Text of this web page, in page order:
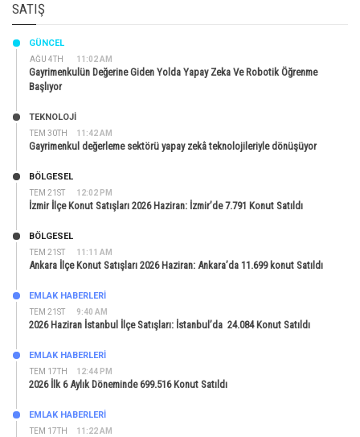
SATIŞ
AĞU 4TH 11:02 AM
GÜNCEL
Gayrimenkulün Değerine Giden Yolda Yapay Zeka Ve Robotik Öğrenme
Başlıyor
TEM 30TH 11:42 AM
TEKNOLOJİ
Gayrimenkul değerleme sektörü yapay zekâ teknolojileriyle dönüşüyor
TEM 21ST 12:02 PM
BÖLGESEL
İzmir İlçe Konut Satışları 2026 Haziran: İzmir’de 7.791 Konut Satıldı
TEM 21ST 11:11 AM
BÖLGESEL
Ankara İlçe Konut Satışları 2026 Haziran: Ankara’da 11.699 konut Satıldı
TEM 21ST 9:40 AM
EMLAK HABERLERI
2026 Haziran İstanbul İlçe Satışları: İstanbul’da 24.084 Konut Satıldı
TEM 17TH 12:44 PM
EMLAK HABERLERI
2026 İlk 6 Aylık Döneminde 699.516 Konut Satıldı
TEM 17TH 11:22 AM
EMLAK HABERLERI